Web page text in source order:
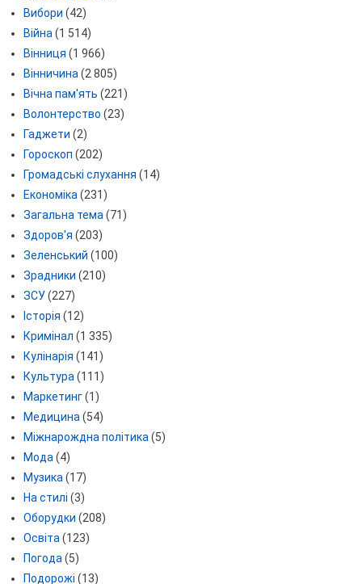
Вибори (42)
Війна (1 514)
Вінниця (1 966)
Вінничина (2 805)
Вічна пам'ять (221)
Волонтерство (23)
Гаджети (2)
Гороскоп (202)
Громадські слухання (14)
Економіка (231)
Загальна тема (71)
Здоров'я (203)
Зеленський (100)
Зрадники (210)
ЗСУ(227)
Історія (12)
Кримінал (1 335)
Кулінарія (141)
Культура (111)
Маркетинг(1)
Медицина (54)
Міжнарождна політика (5)
Мода (4)
Музика (17)
На стилі (3)
Оборудки (208)
Освіта (123)
Погода (5)
Подорожі (13)